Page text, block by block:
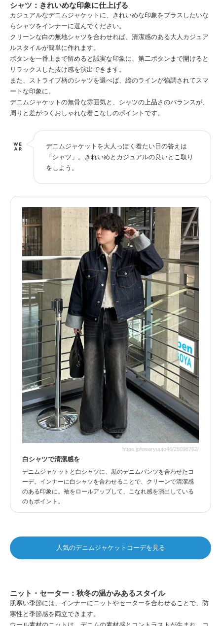
シャツ：きれいめな印象に仕上げる
カジュアルなデニムジャケットに、きれいめな印象をプラスしたいな
らシャツをインナーに選んでください。
クリーンな白の無地シャツを合わせれば、清潔感のある大人カジュア
ルスタイルが簡単に作れます。
ボタンを一番上まで留めると誠実な印象に、第二ボタンまで開けると
リラックスした抜け感を演出できます。
また、ストライプ柄のシャツを選べば、縦のラインが強調されてスマ
ートな印象に。
デニムジャケットの無骨な雰囲気と、シャツの上品さのバランスが、
周りと差がつくおしゃれな着こなしのポイントです。
デニムジャケットを大人っぽく着たい日の答えは
「シャツ」。きれいめとカジュアルの良いとこ取り
をしよう。
https.jp/wearyuuto46/25098762/
白シャツで清潔感を
デニムジャケットと白シャツに、黒のデニムパンツを合わせたコ
ーデ。インナーに白シャツを合わせることで、クリーンで清潔感
のある印象に。袖をロールアップして、こなれ感を演出している
のもポイント。
人気のデニムジャケットコーデを見る
ニット・セーター：秋冬の温かみあるスタイル
肌寒い季節には、インナーにニットやセーターを合わせることで、防
寒性と季節感を両立できます。